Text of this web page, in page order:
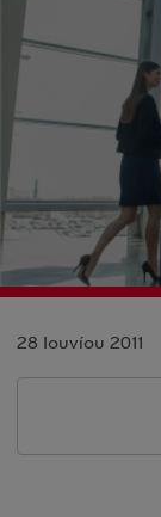
28 Ιουνίου 2011